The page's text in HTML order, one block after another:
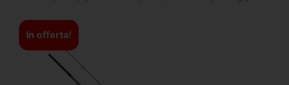
In offerta!